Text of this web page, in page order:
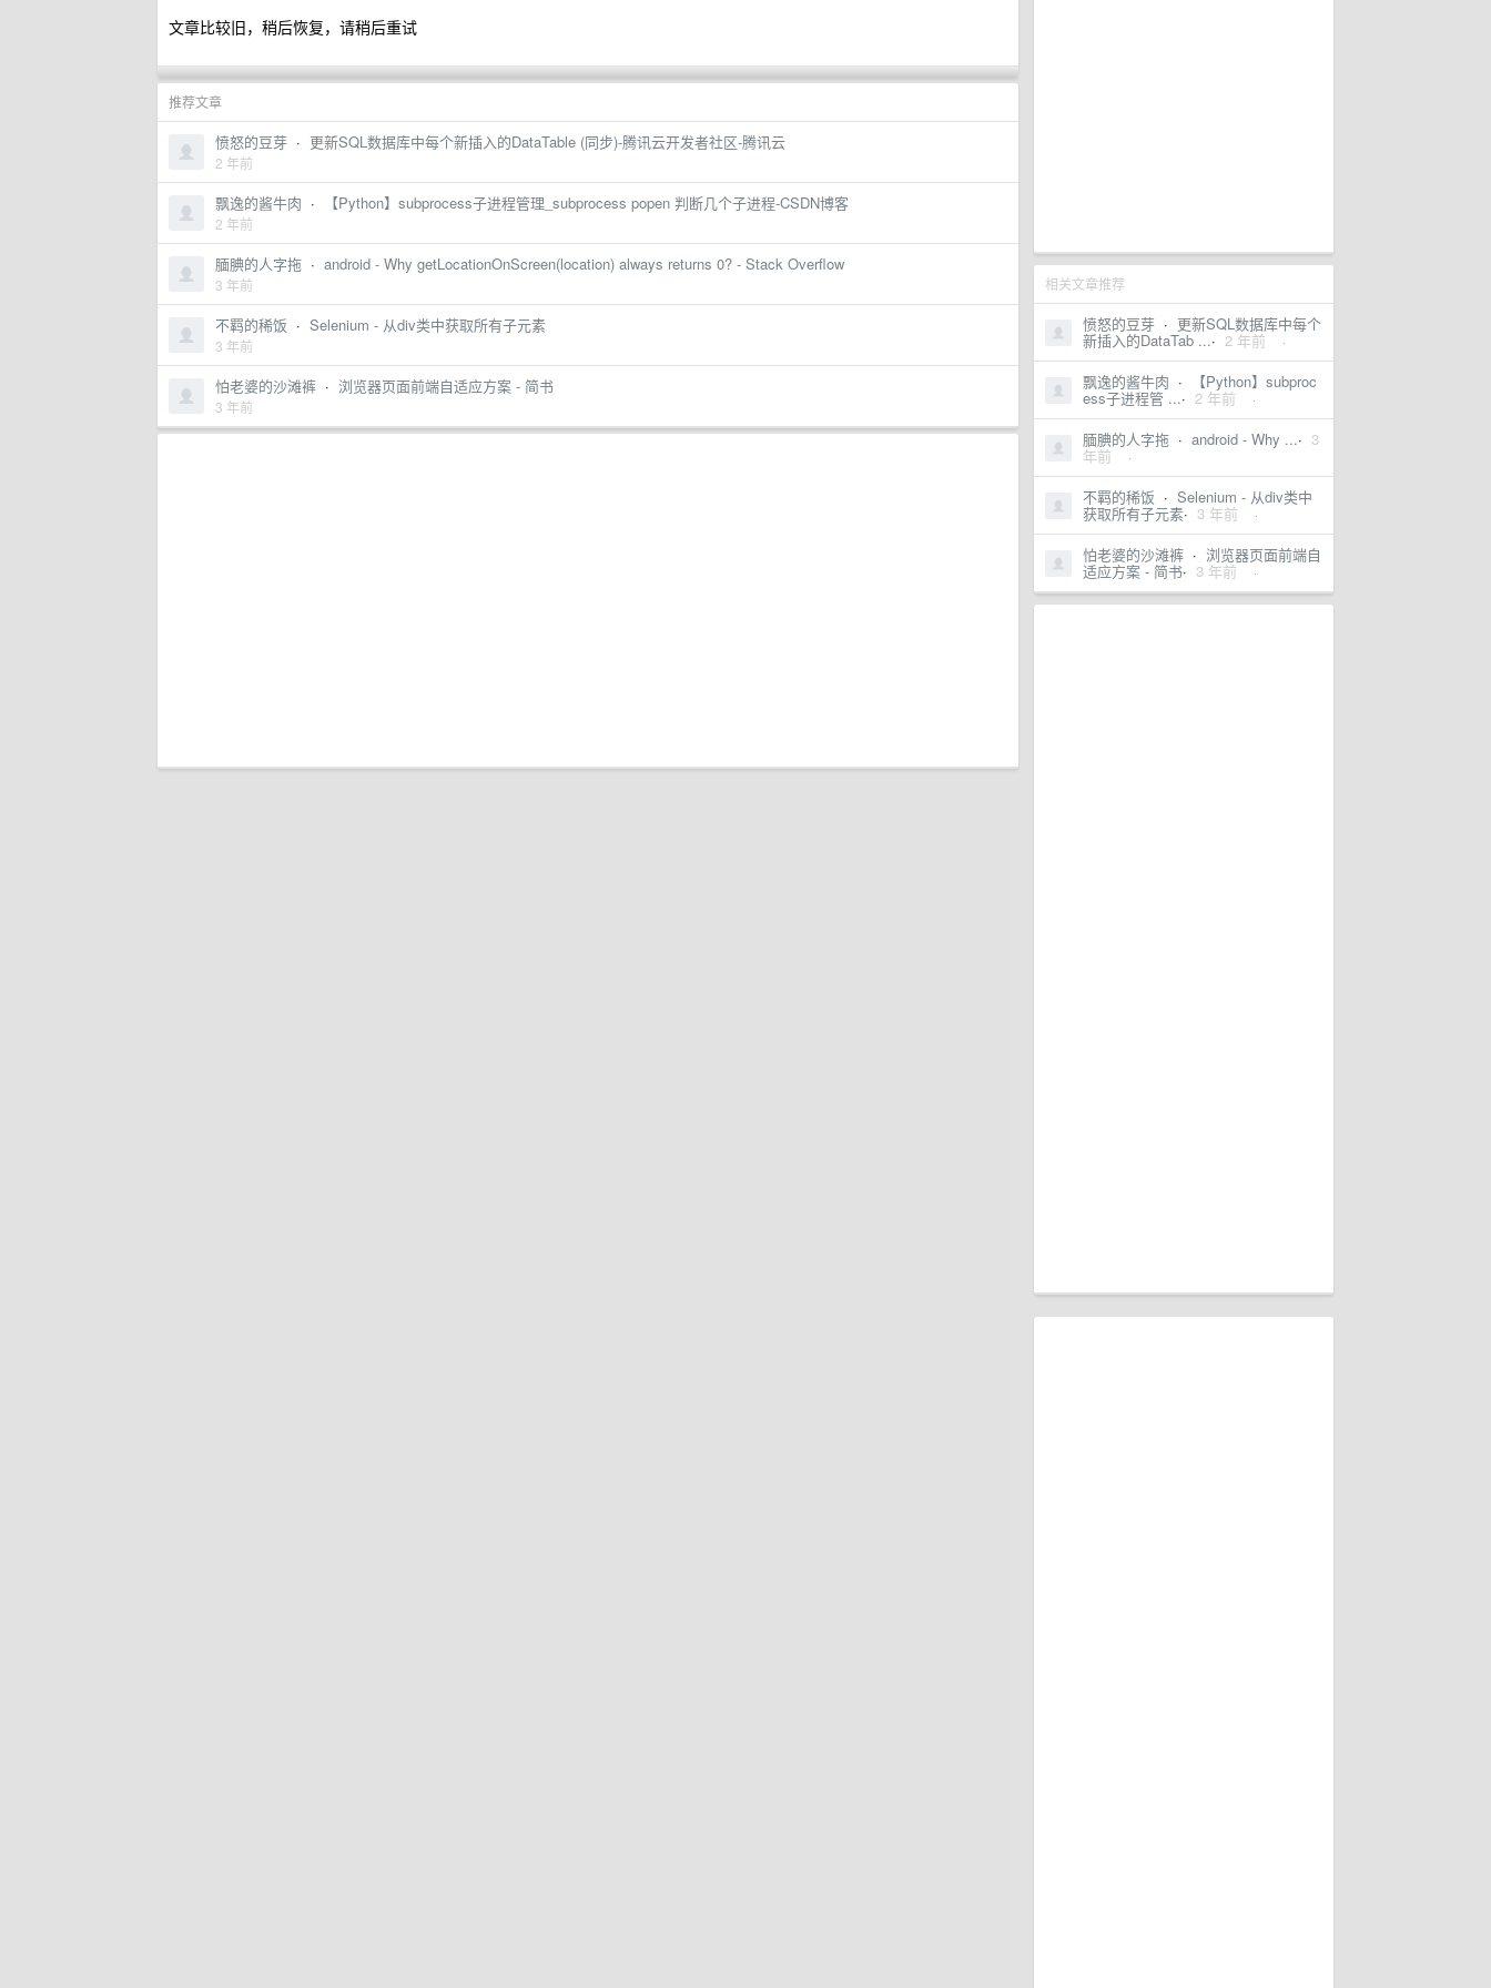
相关文章推荐
愤怒的豆芽 · 更新SQL数据库中每个
新插入的DataTab ...· 2 年前 ·
飘逸的酱牛肉 · 【Python】subproc
ess子进程管 ...· 2 年前 ·
腼腆的人字拖 · android - Why ...· 3
年前 ·
不羁的稀饭 · Selenium - 从div类中
获取所有子元素· 3 年前 ·
怕老婆的沙滩裤 · 浏览器页面前端自
适应方案 - 简书· 3 年前 ·
文章比较旧，稍后恢复，请稍后重试
推荐文章
愤怒的豆芽 · 更新SQL数据库中每个新插入的DataTable (同步)-腾讯云开发者社区-腾讯云
2 年前
飘逸的酱牛肉 · 【Python】subprocess子进程管理_subprocess popen 判断几个子进程-CSDN博客
2 年前
腼腆的人字拖 · android - Why getLocationOnScreen(location) always returns 0? - Stack Overflow
3 年前
不羁的稀饭 · Selenium - 从div类中获取所有子元素
3 年前
怕老婆的沙滩裤 · 浏览器页面前端自适应方案 - 简书
3 年前